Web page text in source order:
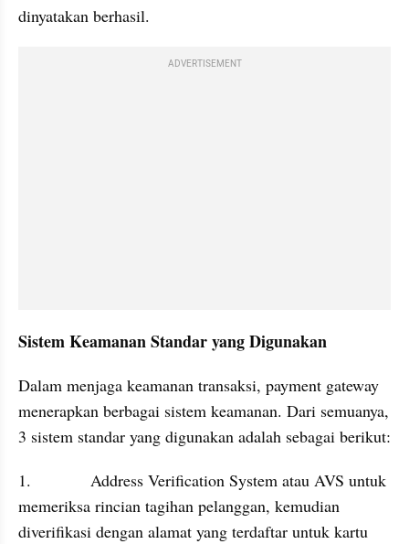
dinyatakan berhasil.
ADVERTISEMENT
Sistem Keamanan Standar yang Digunakan
Dalam menjaga keamanan transaksi, payment gateway
menerapkan berbagai sistem keamanan. Dari semuanya,
3 sistem standar yang digunakan adalah sebagai berikut:
1.             Address Verification System atau AVS untuk
memeriksa rincian tagihan pelanggan, kemudian
diverifikasi dengan alamat yang terdaftar untuk kartu